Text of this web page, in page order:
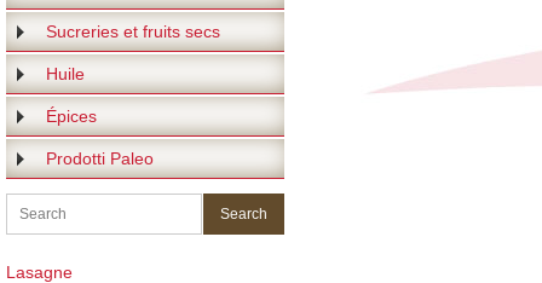
Sucreries et fruits secs
Huile
Épices
Prodotti Paleo
Lasagne